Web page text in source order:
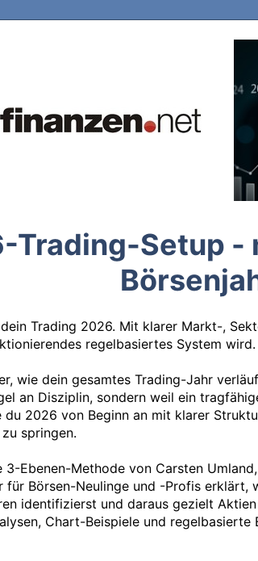
Trading-Setup -
Trading 2026. Mit klarer Markt-,
regelbasiertes System wird.
wie dein gesamtes Trading-Jahr
an Disziplin, sondern weil ein
2026 von Beginn an mit klarer
springen.
Ebenen-Methode von Carsten
Börsen-Neulinge und -Profis erklärt,
identifizierst und daraus gezielt
Chart-Beispiele und